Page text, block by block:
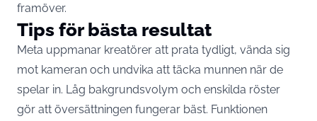
framöver.
Tips för bästa resultat
Meta uppmanar kreatörer att prata tydligt, vända sig
mot kameran och undvika att täcka munnen när de
spelar in. Låg bakgrundsvolym och enskilda röster
gör att översättningen fungerar bäst. Funktionen